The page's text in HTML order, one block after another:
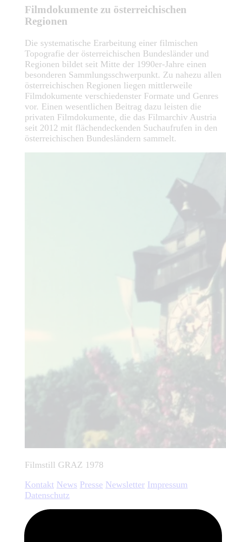
Filmdokumente zu österreichischen
Regionen
Die systematische Erarbeitung einer filmischen
Topografie der österreichischen Bundesländer und
Regionen bildet seit Mitte der 1990er-Jahre einen
besonderen Sammlungsschwerpunkt. Zu nahezu allen
österreichischen Regionen liegen mittlerweile
Filmdokumente verschiedenster Formate und Genres
vor. Einen wesentlichen Beitrag dazu leisten die
privaten Filmdokumente, die das Filmarchiv Austria
seit 2012 mit flächendeckenden Suchaufrufen in den
österreichischen Bundesländern sammelt.
Filmstill GRAZ 1978
Kontakt News Presse Newsletter Impressum
Datenschutz